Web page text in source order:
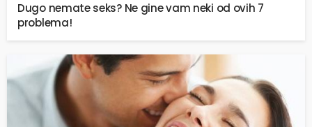
Dugo nemate seks? Ne gine vam neki od ovih 7
problema!